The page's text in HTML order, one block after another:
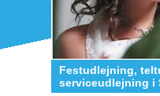
Festudlejning,
serviceudlejning i